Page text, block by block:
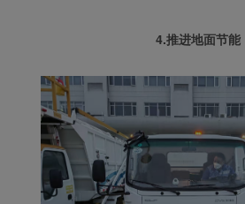
4.推进地面节能